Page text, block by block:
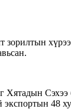
зорилтын
Сэхээ
48